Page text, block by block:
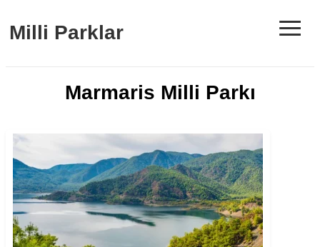
Milli Parklar ≡
Marmaris Milli Parkı